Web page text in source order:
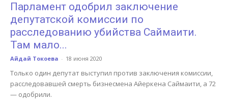
Парламент одобрил заключение
депутатской комиссии по
расследованию убийства Саймаити.
Там мало...
Айдай Токоева - 18 июня 2020
Только один депутат выступил против заключения комиссии,
расследовавшей смерть бизнесмена Айеркена Саймаити, а 72
— одобрили.